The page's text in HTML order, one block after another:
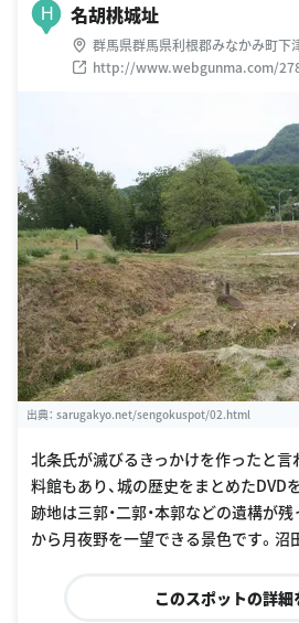
H 名胡桃城址
群馬県群馬県利根郡みなかみ町下
http://www.webgunma.com/
出典： sarugakyo.net/sengokuspot/02.html
北条氏が滅びるきっかけを作ったと言
料館もあり、城の歴史をまとめたDVD
跡地は三郭・二郭・本郭などの遺構が
から月夜野を一望できる景色です。沼
このスポットの詳細